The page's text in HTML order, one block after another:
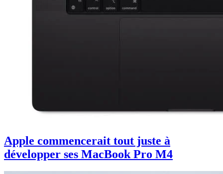
Apple commencerait tout juste à
développer ses MacBook Pro M4